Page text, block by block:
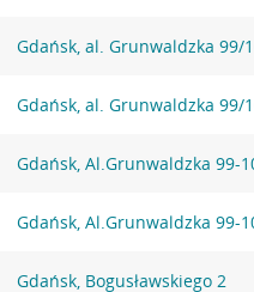
Gdańsk, al. Grunwaldzka 99/
Gdańsk, al. Grunwaldzka 99/
Gdańsk, Al.Grunwaldzka 99-
Gdańsk, Al.Grunwaldzka 99-
Gdańsk, Bogusławskiego 2